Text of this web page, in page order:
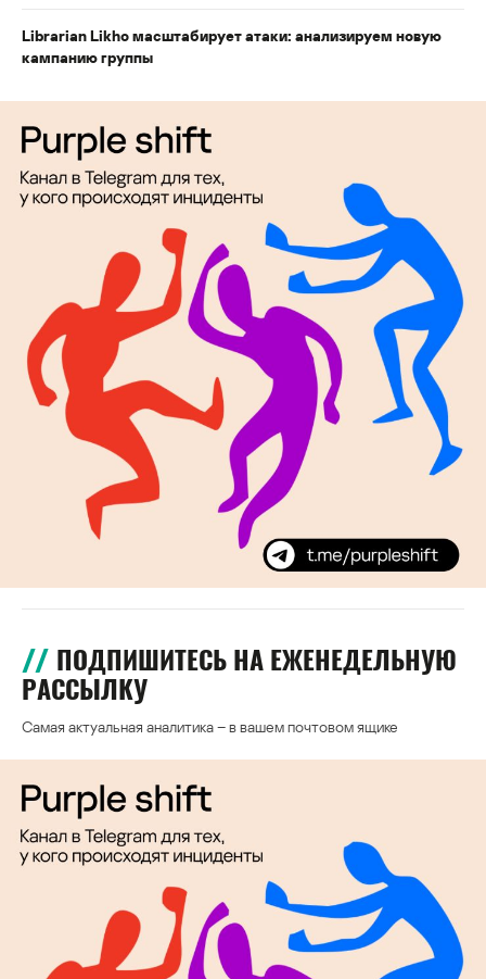
Librarian Likho масштабирует атаки: анализируем новую
кампанию группы
ПОДПИШИТЕСЬ НА ЕЖЕНЕДЕЛЬНУЮ
РАССЫЛКУ
Самая актуальная аналитика – в вашем почтовом ящике